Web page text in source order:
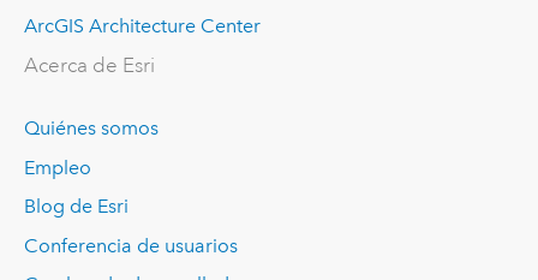
ArcGIS Architecture Center
Acerca de Esri
Quiénes somos
Empleo
Blog de Esri
Conferencia de usuarios